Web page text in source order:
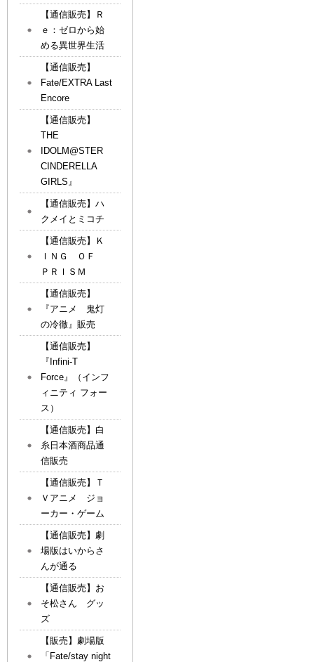
【通信販売】Ｒ
ｅ：ゼロから始
める異世界生活
【通信販売】
Fate/EXTRA Last
Encore
【通信販売】
THE
IDOLM@STER
CINDERELLA
GIRLS』
【通信販売】ハ
クメイとミコチ
【通信販売】Ｋ
ＩＮＧ ＯＦ
ＰＲＩＳＭ
【通信販売】
『アニメ 鬼灯
の冷徹』販売
【通信販売】
『Infini-T
Force』（インフ
ィニティ フォー
ス）
【通信販売】白
糸日本酒商品通
信販売
【通信販売】Ｔ
Ｖアニメ ジョ
ーカー・ゲーム
【通信販売】劇
場版はいからさ
んが通る
【通信販売】お
そ松さん グッ
ズ
【販売】劇場版
「Fate/stay night